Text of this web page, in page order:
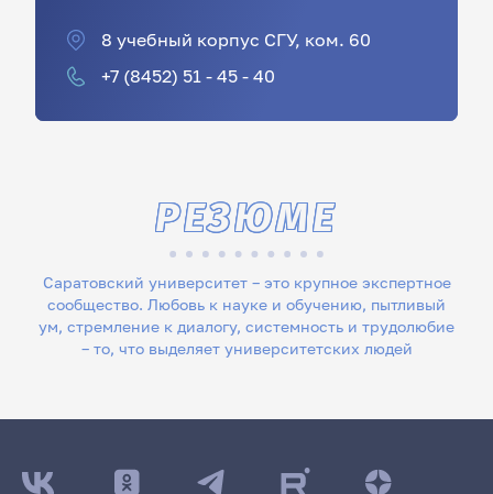
8 учебный корпус СГУ, ком. 60
+7 (8452) 51 - 45 - 40
Саратовский университет – это крупное экспертное
сообщество. Любовь к науке и обучению, пытливый
ум, стремление к диалогу, системность и трудолюбие
– то, что выделяет университетских людей
РЕЗЮМЕ